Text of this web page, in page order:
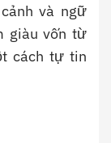
và ngữ
giàu vốn từ
cách tự tin